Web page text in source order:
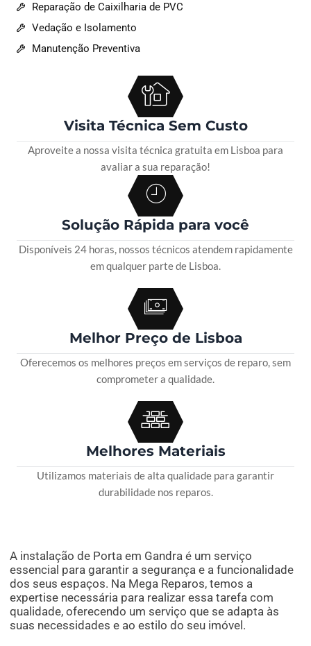
Reparação de Caixilharia de PVC
Vedação e Isolamento
Manutenção Preventiva
Visita Técnica Sem Custo
Aproveite a nossa visita técnica gratuita em Lisboa para
avaliar a sua reparação!
Solução Rápida para você
Disponíveis 24 horas, nossos técnicos atendem rapidamente
em qualquer parte de Lisboa.
Melhor Preço de Lisboa
Oferecemos os melhores preços em serviços de reparo, sem
comprometer a qualidade.
Melhores Materiais
Utilizamos materiais de alta qualidade para garantir
durabilidade nos reparos.
A instalação de Porta em Gandra é um serviço
essencial para garantir a segurança e a funcionalidade
dos seus espaços. Na Mega Reparos, temos a
expertise necessária para realizar essa tarefa com
qualidade, oferecendo um serviço que se adapta às
suas necessidades e ao estilo do seu imóvel.